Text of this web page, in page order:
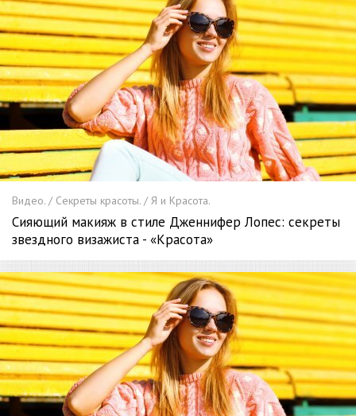
Видео. / Секреты красоты. / Я и Красота.
Сияющий макияж в стиле Дженнифер Лопес: секреты
звездного визажиста - «Красота»